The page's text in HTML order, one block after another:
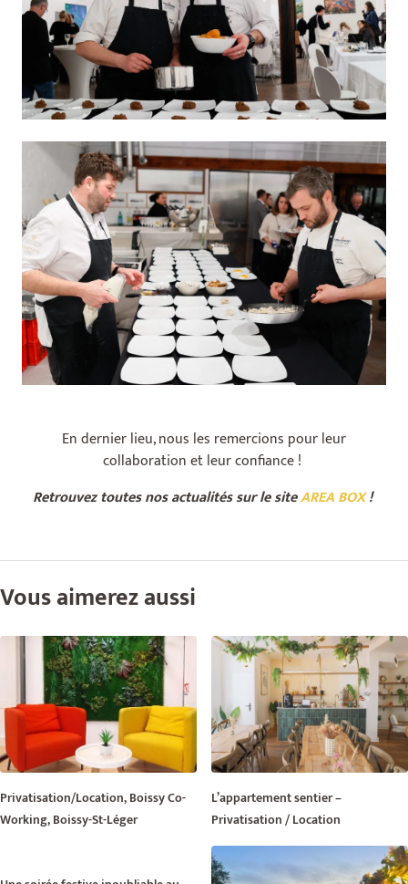
En dernier lieu, nous les remercions pour leur
collaboration et leur confiance !
Retrouvez toutes nos actualités sur le siteAREA BOX!
Vous aimerez aussi
Privatisation/Location, Boissy Co-
Working, Boissy-St-Léger
L’appartement sentier –
Privatisation / Location